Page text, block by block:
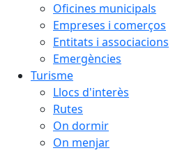
Oficines municipals
Empreses i comerços
Entitats i associacions
Emergències
Turisme
Llocs d'interès
Rutes
On dormir
On menjar